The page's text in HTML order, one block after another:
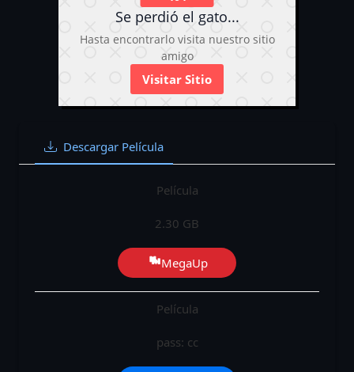
Se perdió el gato...
Hasta encontrarlo visita nuestro sitio
amigo
Visitar Sitio
Descargar Película
Película
2.30 GB
MegaUp
Película
pass: cc